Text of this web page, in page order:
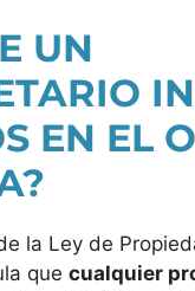
UN
EN EL
la Ley de
que cualquier